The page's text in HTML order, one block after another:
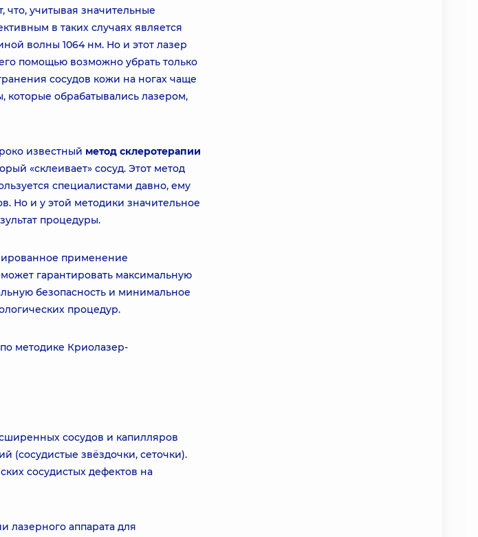
учитывая значительные
в таких случаях является
волны 1064 нм. Но и этот лазер
помощью возможно убрать только
сосудов кожи на ногах чаще
обрабатывались лазером,
известный метод склеротерапии
«склеивает» сосуд. Этот метод
специалистами давно, ему
Но и у этой методики значительное
процедуры.
применение
гарантировать максимальную
безопасность и минимальное
процедур.
методике Криолазер-
сосудов и капилляров
(сосудистые звёздочки, сеточки).
сосудистых дефектов на
лазерного аппарата для